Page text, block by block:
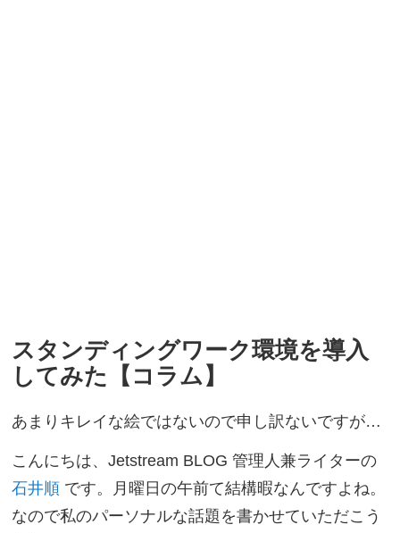
スタンディングワーク環境を導入
してみた【コラム】
あまりキレイな絵ではないので申し訳ないですが…
こんにちは、Jetstream BLOG 管理人兼ライターの
石井順 です。月曜日の午前て結構暇なんですよね。
なので私のパーソナルな話題を書かせていただこう